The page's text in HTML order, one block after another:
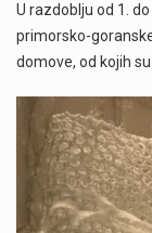
U razdoblju od 1.
primorsko-
domove, od kojih